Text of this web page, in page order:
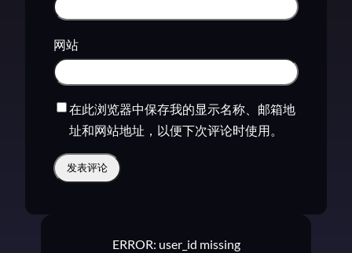
网站
在此浏览器中保存我的显示名称、邮箱地
址和网站地址，以便下次评论时使用。
ERROR: user_id missing